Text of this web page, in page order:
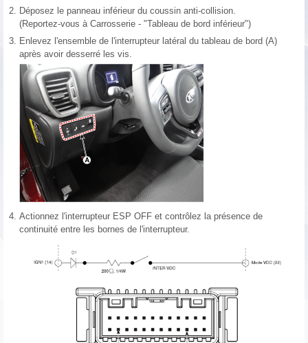
2. Déposez le panneau inférieur du coussin anti-collision.
(Reportez-vous à Carrosserie - "Tableau de bord inférieur")
3. Enlevez l'ensemble de l'interrupteur latéral du tableau de bord (A)
après avoir desserré les vis.
4. Actionnez l'interrupteur ESP OFF et contrôlez la présence de
continuité entre les bornes de l'interrupteur.